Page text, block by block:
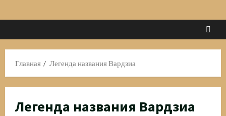
Главная Легенда названия Вардзиа
Легенда названия Вардзиа